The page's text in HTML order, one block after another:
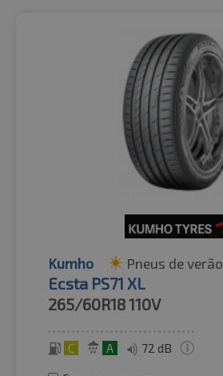
Kumho Pneus de verão
Ecsta PS71 XL
265/60R18110V
C A 72 dB